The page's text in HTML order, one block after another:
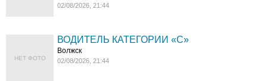
02/08/2026, 21:44
НЕТ ФОТО
ВОДИТЕЛЬ КАТЕГОРИИ «C»
Волжск
02/08/2026, 21:44